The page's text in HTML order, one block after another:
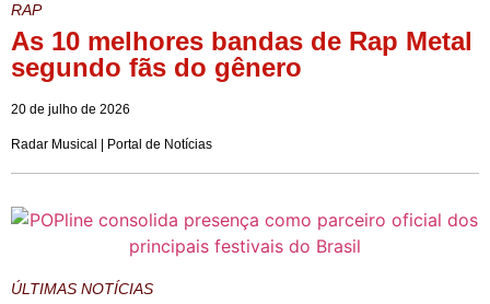
RAP
As 10 melhores bandas de Rap Metal
segundo fãs do gênero
20 de julho de 2026
Radar Musical | Portal de Notícias
ÚLTIMAS NOTÍCIAS